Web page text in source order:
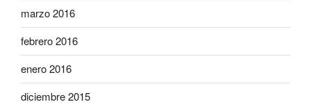
marzo 2016
febrero 2016
enero 2016
diciembre 2015